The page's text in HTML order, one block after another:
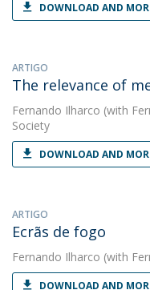
DOWNLOAD AND
ARTIGO
The relevance of
Fernando Ilharco (with
Society
DOWNLOAD AND
ARTIGO
Ecrãs de fogo
Fernando Ilharco (with
DOWNLOAD AND